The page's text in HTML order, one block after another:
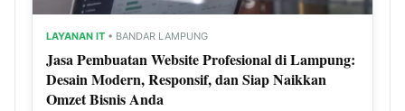
LAYANAN IT • BANDAR LAMPUNG
Jasa Pembuatan Website Profesional di Lampung:
Desain Modern, Responsif, dan Siap Naikkan
Omzet Bisnis Anda